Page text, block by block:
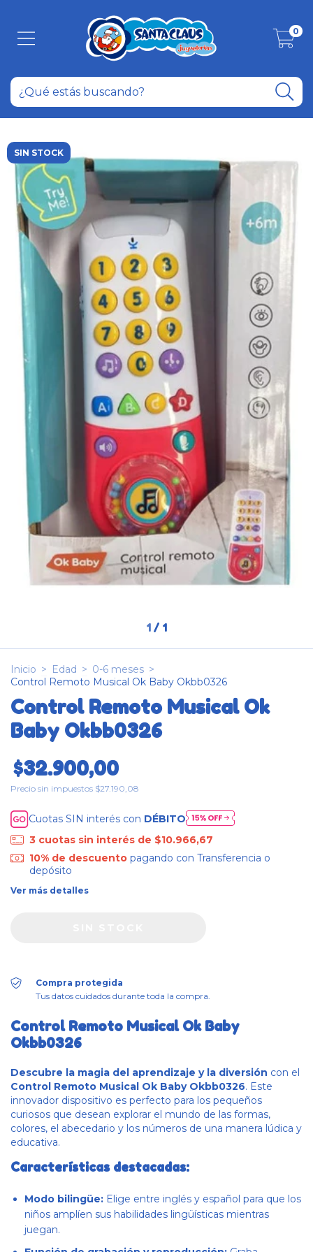
0
SIN STOCK
1 / 1
Inicio > Edad > 0-6 meses >
Control Remoto Musical Ok Baby Okbb0326
Control Remoto Musical Ok
Baby Okbb0326
$32.900,00
Precio sin impuestos $27.190,08
Cuotas SIN interés con DÉBITO
3 cuotas sin interés de $10.966,67
10% de descuentopagando con Transferencia o
depósito
Ver más detalles
Compra protegida
Tus datos cuidados durante toda la compra.
Control Remoto Musical Ok Baby
Okbb0326
Descubre la magia del aprendizaje y la diversión con el
Control Remoto Musical Ok Baby Okbb0326. Este
innovador dispositivo es perfecto para los pequeños
curiosos que desean explorar el mundo de las formas,
colores, el abecedario y los números de una manera lúdica y
educativa.
Características destacadas:
Modo bilingüe: Elige entre inglés y español para que los
niños amplíen sus habilidades lingüísticas mientras
juegan.